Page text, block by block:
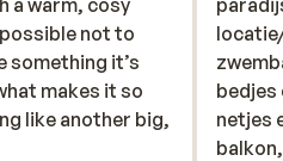
a warm, cosy
not to
something it’s
makes it so
like another big,
welcoming,
a warm, cosy
not to
something it’s
makes it so
like another big,
bedjes
netjes
bedjes
netjes